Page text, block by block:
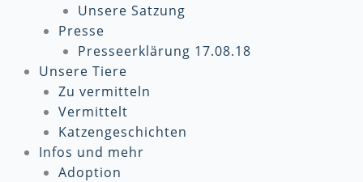
Unsere Satzung
Presse
Presseerklärung 17.08.18
Unsere Tiere
Zu vermitteln
Vermittelt
Katzengeschichten
Infos und mehr
Adoption